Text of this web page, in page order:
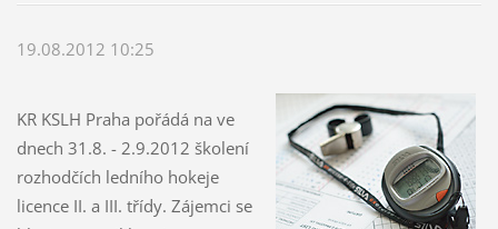
19.08.2012 10:25
KR KSLH Praha pořádá na ve
dnech 31.8. - 2.9.2012 školení
rozhodčích ledního hokeje
licence II. a III. třídy. Zájemci se